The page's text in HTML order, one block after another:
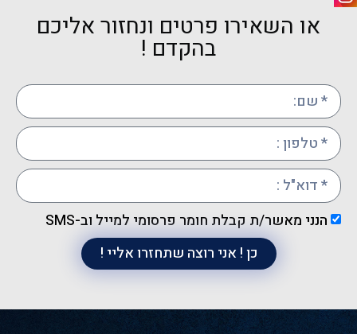
או השאירו פרטים ונחזור אליכם
בהקדם !
הנני מאשר/ת קבלת חומר פרסומי למייל וב-SMS
כן ! אני רוצה שתחזרו אליי !